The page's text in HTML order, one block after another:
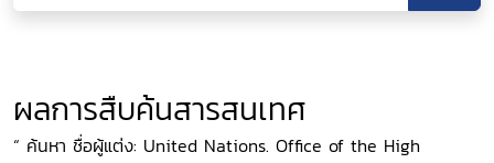
ผลการสืบค้นสารสนเทศ
“ ค้นหา ชื่อผู้แต่ง: United Nations. Office of the High